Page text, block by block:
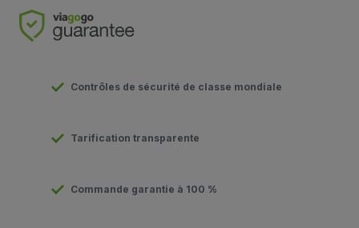
Contrôles de sécurité de classe mondiale
Tarification transparente
Commande garantie à 100 %